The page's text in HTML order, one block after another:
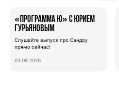
«Программа Ю» с Юрием
Гурьяновым
Слушайте выпуск про Сандру
прямо сейчас!
03.08.2026